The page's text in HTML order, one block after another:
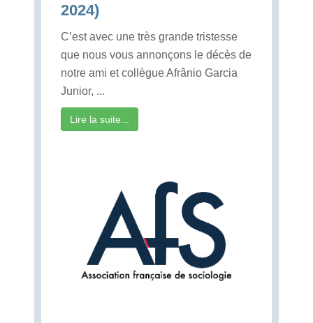
2024)
C’est avec une très grande tristesse
que nous vous annonçons le décès de
notre ami et collègue Afrânio Garcia
Junior, ...
Lire la suite...